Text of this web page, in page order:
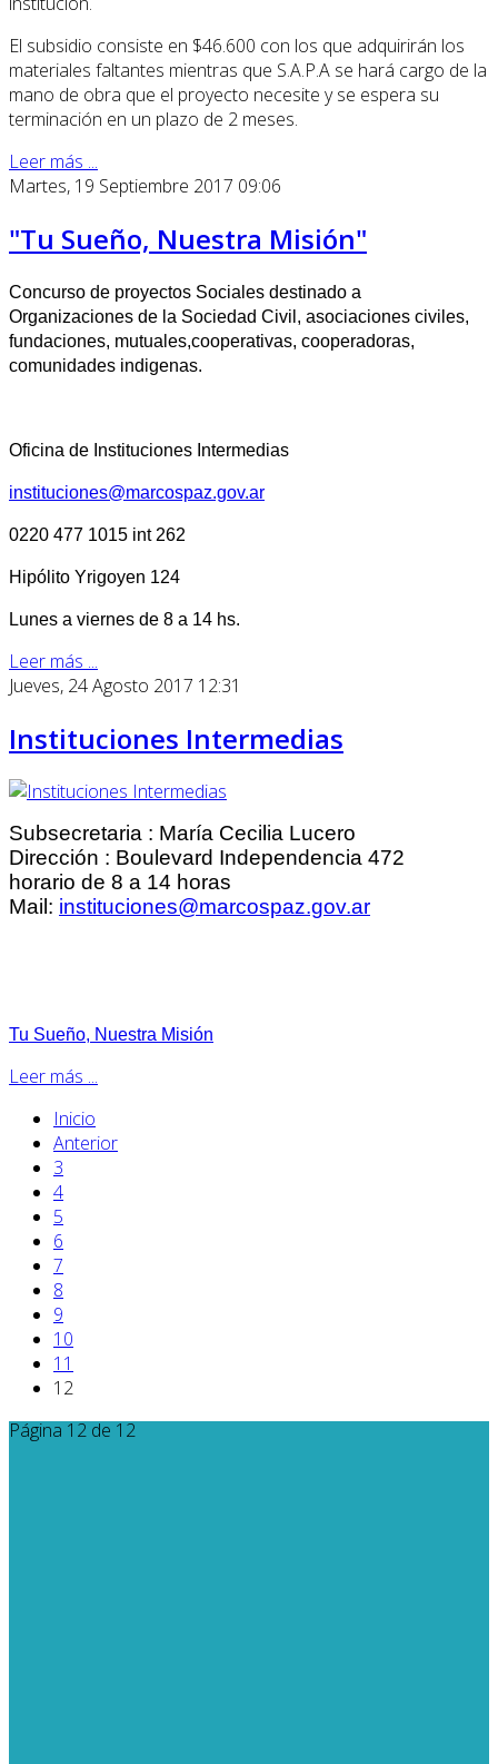
El subsidio consiste en $46.600 con los que adquirirán los
materiales faltantes mientras que S.A.P.A se hará cargo de la
mano de obra que el proyecto necesite y se espera su
terminación en un plazo de 2 meses.
Leer más ...
Martes, 19 Septiembre 2017 09:06
"Tu Sueño, Nuestra Misión"
Concurso de proyectos Sociales destinado a
Organizaciones de la Sociedad Civil, asociaciones civiles,
fundaciones, mutuales,cooperativas, cooperadoras,
comunidades indigenas.
Oficina de Instituciones Intermedias
instituciones@marcospaz.gov.ar
0220 477 1015 int 262
Hipólito Yrigoyen 124
Lunes a viernes de 8 a 14 hs.
Leer más ...
Jueves, 24 Agosto 2017 12:31
Instituciones Intermedias
Subsecretaria : María Cecilia Lucero
Dirección : Boulevard Independencia 472
horario de 8 a 14 horas
Mail: instituciones@marcospaz.gov.ar
Tu Sueño, Nuestra Misión
Leer más ...
Inicio
Anterior
3
4
5
6
7
8
9
10
11
12
Página 12 de 12